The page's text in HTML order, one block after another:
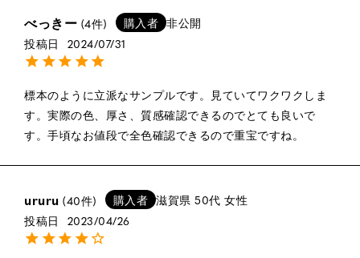
べっきー 4 購入者 非公開
投稿日
2024/07/31
標本のように立派なサンプルです。見ていてワクワクしま
す。実際の色、厚さ、質感確認できるのでとても良いで
す。手頃なお値段で全色確認できるので重宝ですね。
ururu 40 購入者 滋賀県 50代 女性
投稿日
2023/04/26